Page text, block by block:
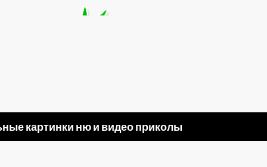
картинки ню и видео приколы